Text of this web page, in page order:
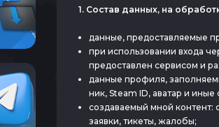
1. Состав данных, на
данные, предоставляемые
при использовании входа
предоставлен сервисом и
данные профиля,
ник, Steam ID, аватар и
создаваемый мной контент:
заявки, тикеты, жалобы;